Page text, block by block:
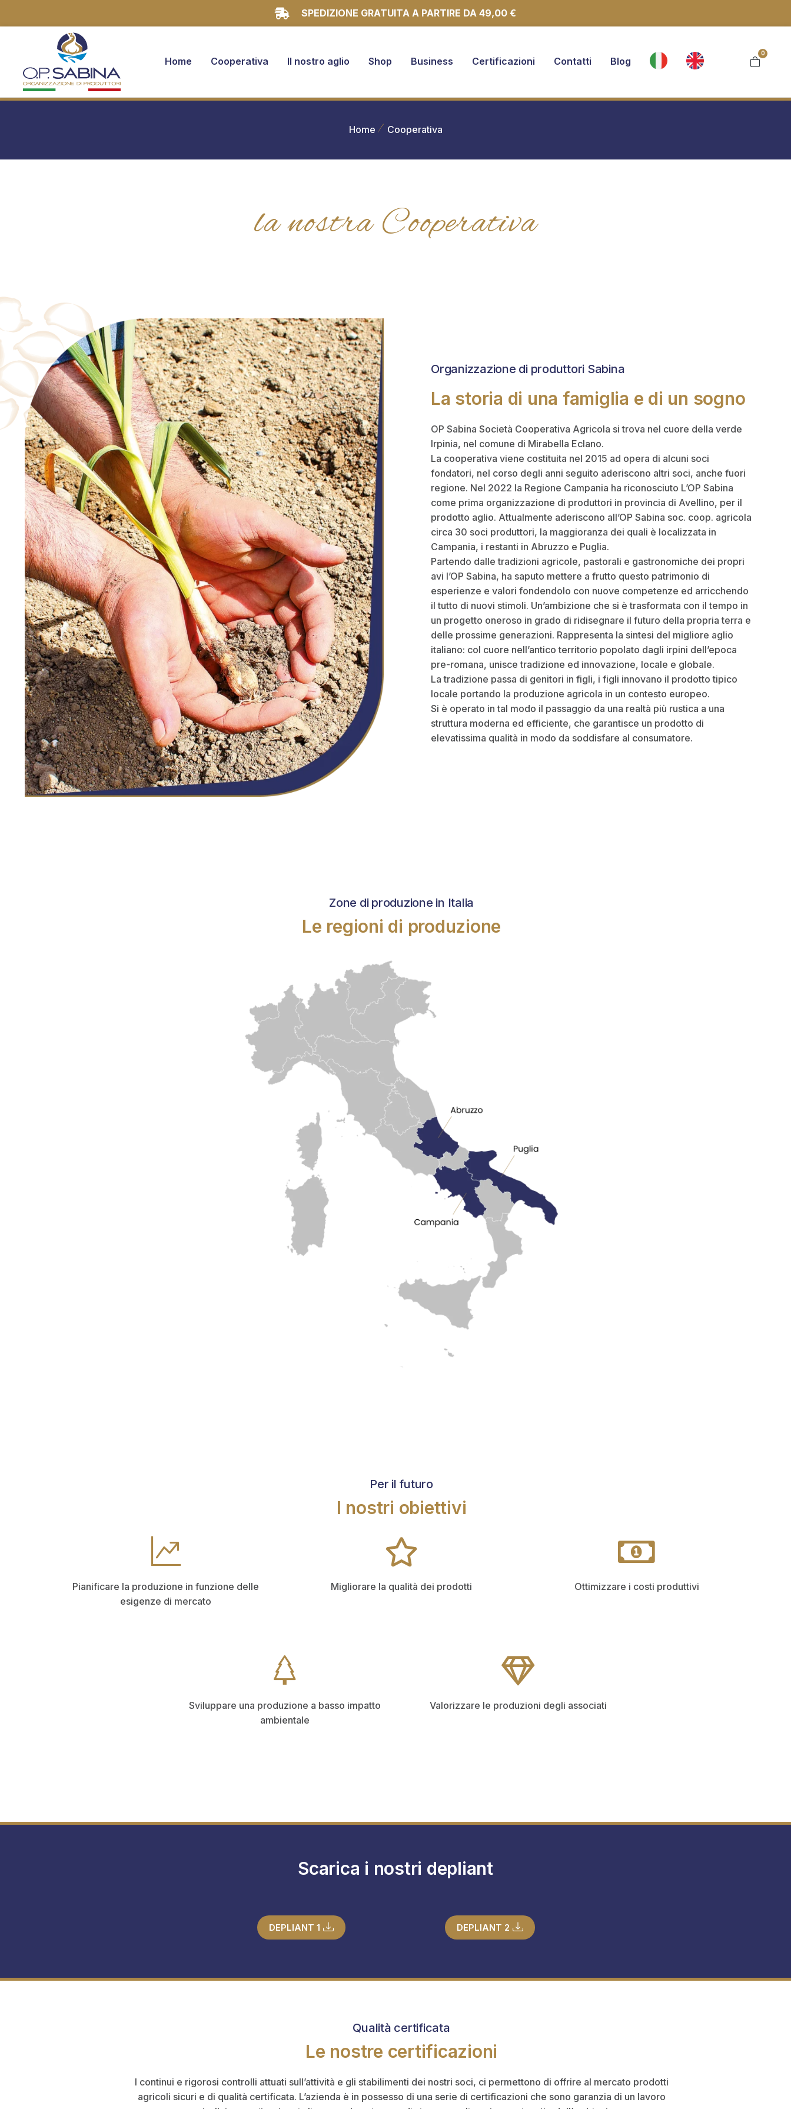
SPEDIZIONE GRATUITA A PARTIRE DA 49,00 €
Home Cooperativa Il nostro aglio Shop Business Certificazioni Contatti Blog
0
Home Cooperativa
la nostra Cooperativa
Organizzazione di produttori Sabina
La storia di una famiglia e di un sogno
OP Sabina Società Cooperativa Agricola si trova nel cuore della verde
Irpinia, nel comune di Mirabella Eclano.
La cooperativa viene costituita nel 2015 ad opera di alcuni soci
fondatori, nel corso degli anni seguito aderiscono altri soci, anche fuori
regione. Nel 2022 la Regione Campania ha riconosciuto L’OP Sabina
come prima organizzazione di produttori in provincia di Avellino, per il
prodotto aglio. Attualmente aderiscono all’OP Sabina soc. coop. agricola
circa 30 soci produttori, la maggioranza dei quali è localizzata in
Campania, i restanti in Abruzzo e Puglia.
Partendo dalle tradizioni agricole, pastorali e gastronomiche dei propri
avi l’OP Sabina, ha saputo mettere a frutto questo patrimonio di
esperienze e valori fondendolo con nuove competenze ed arricchendo
il tutto di nuovi stimoli. Un’ambizione che si è trasformata con il tempo in
un progetto oneroso in grado di ridisegnare il futuro della propria terra e
delle prossime generazioni. Rappresenta la sintesi del migliore aglio
italiano: col cuore nell’antico territorio popolato dagli irpini dell’epoca
pre-romana, unisce tradizione ed innovazione, locale e globale.
La tradizione passa di genitori in figli, i figli innovano il prodotto tipico
locale portando la produzione agricola in un contesto europeo.
Si è operato in tal modo il passaggio da una realtà più rustica a una
struttura moderna ed efficiente, che garantisce un prodotto di
elevatissima qualità in modo da soddisfare al consumatore.
Zone di produzione in Italia
Le regioni di produzione
Per il futuro
I nostri obiettivi
Pianificare la produzione in funzione delle
esigenze di mercato
Migliorare la qualità dei prodotti Ottimizzare i costi produttivi
Sviluppare una produzione a basso impatto
ambientale
Valorizzare le produzioni degli associati
Scarica i nostri depliant
DEPLIANT 1 DEPLIANT 2
Qualità certificata
Le nostre certificazioni
I continui e rigorosi controlli attuati sull’attività e gli stabilimenti dei nostri soci, ci permettono di offrire al mercato prodotti
agricoli sicuri e di qualità certificata. L’azienda è in possesso di una serie di certificazioni che sono garanzia di un lavoro